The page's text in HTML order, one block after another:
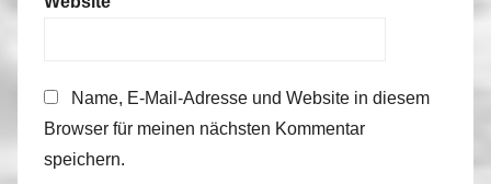
o
l
Name, E-Mail-Adresse und Website in diesem
Browser für meinen nächsten Kommentar
speichern.